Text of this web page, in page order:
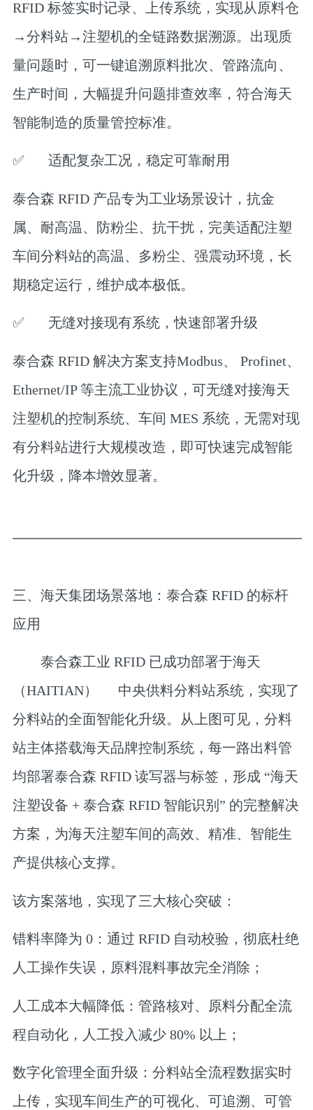
RFID 标签实时记录、上传系统，实现从原料仓
→分料站→注塑机的全链路数据溯源。出现质
量问题时，可一键追溯原料批次、管路流向、
生产时间，大幅提升问题排查效率，符合海天
智能制造的质量管控标准。
✅ 适配复杂工况，稳定可靠耐用
泰合森 RFID 产品专为工业场景设计，抗金
属、耐高温、防粉尘、抗干扰，完美适配注塑
车间分料站的高温、多粉尘、强震动环境，长
期稳定运行，维护成本极低。
✅ 无缝对接现有系统，快速部署升级
泰合森 RFID 解决方案支持Modbus、 Profinet、
Ethernet/IP 等主流工业协议，可无缝对接海天
注塑机的控制系统、车间 MES 系统，无需对现
有分料站进行大规模改造，即可快速完成智能
化升级，降本增效显著。
三、海天集团场景落地：泰合森 RFID 的标杆
应用
泰合森工业 RFID 已成功部署于海天
（HAITIAN）
中央供料分料站系统，实现了
分料站的全面智能化升级。从上图可见，分料
站主体搭载海天品牌控制系统，每一路出料管
均部署泰合森 RFID 读写器与标签，形成 “海天
注塑设备 + 泰合森 RFID 智能识别” 的完整解决
方案，为海天注塑车间的高效、精准、智能生
产提供核心支撑。
该方案落地，实现了三大核心突破：
错料率降为 0：通过 RFID 自动校验，彻底杜绝
人工操作失误，原料混料事故完全消除；
人工成本大幅降低：管路核对、原料分配全流
程自动化，人工投入减少 80% 以上；
数字化管理全面升级 ：分料站全流程数据实时
上传，实现车间生产的可视化、可追溯、可管